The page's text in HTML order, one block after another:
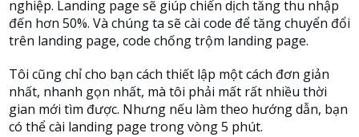
nghiệp. Landing page sẽ giúp chiến dịch tăng thu nhập
đến hơn 50%. Và chúng ta sẽ cài code để tăng chuyển đổi
trên landing page, code chống trộm landing page.
Tôi cũng chỉ cho bạn cách thiết lập một cách đơn giản
nhất, nhanh gọn nhất, mà tôi phải mất rất nhiều thời
gian mới tìm được. Nhưng nếu làm theo hướng dẫn, bạn
có thể cài landing page trong vòng 5 phút.